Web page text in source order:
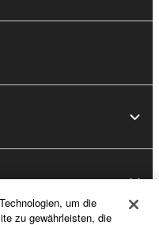
um die
zu gewährleisten, die